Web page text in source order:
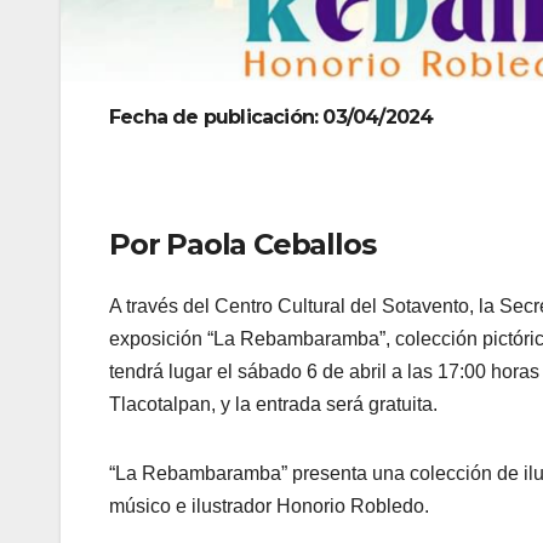
Fecha de publicación: 03/04/2024
Por Paola Ceballos
A través del Centro Cultural del Sotavento, la
exposición “La Rebambaramba”, colección
tendrá lugar el sábado 6 de abril a las 17:00
Tlacotalpan, y la entrada será gratuita.
“La Rebambaramba” presenta una colección de
músico e ilustrador Honorio Robledo.